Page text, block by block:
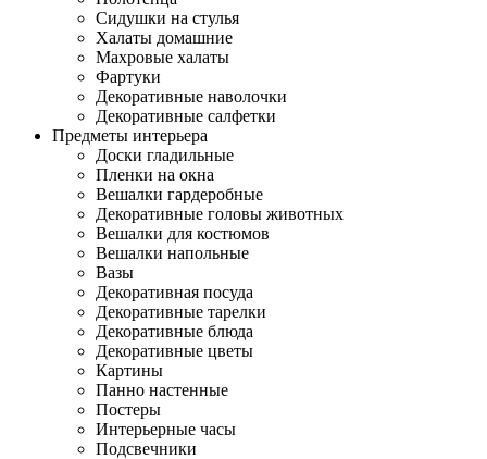
Сидушки на стулья
Халаты домашние
Махровые халаты
Фартуки
Декоративные наволочки
Декоративные салфетки
Предметы интерьера
Доски гладильные
Пленки на окна
Вешалки гардеробные
Декоративные головы животных
Вешалки для костюмов
Вешалки напольные
Вазы
Декоративная посуда
Декоративные тарелки
Декоративные блюда
Декоративные цветы
Картины
Панно настенные
Постеры
Интерьерные часы
Подсвечники